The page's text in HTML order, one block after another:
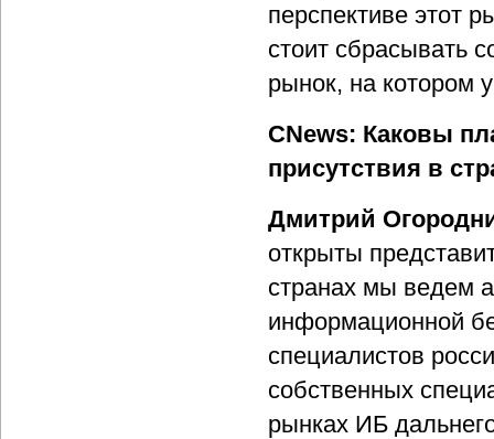
перспективе этот
стоит сбрасывать
рынок, на котором
CNews: Каковы
присутствия в
Дмитрий
открыты
странах мы ведем
информационной
специалистов
собственных
рынках ИБ